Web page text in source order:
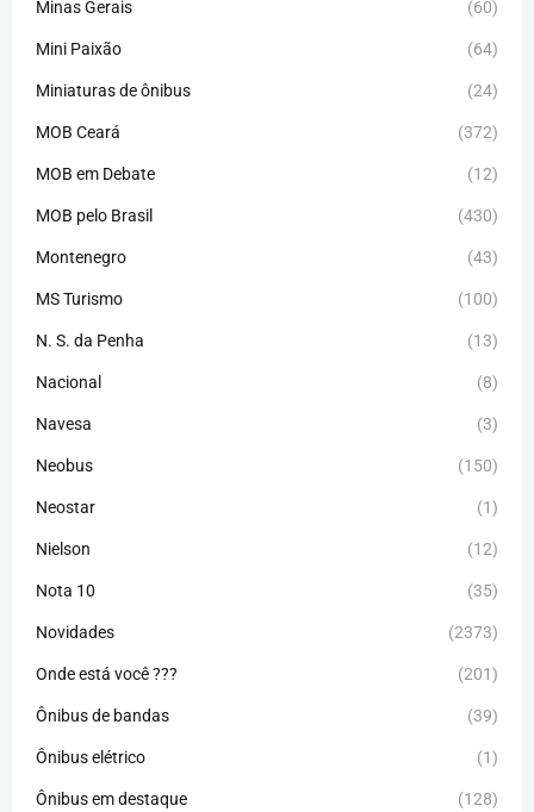
Minas Gerais (60)
Mini Paixão (64)
Miniaturas de ônibus (24)
MOB Ceará (372)
MOB em Debate (12)
MOB pelo Brasil (430)
Montenegro (43)
MS Turismo (100)
N. S. da Penha (13)
Nacional (8)
Navesa (3)
Neobus (150)
Neostar (1)
Nielson (12)
Nota 10 (35)
Novidades (2373)
Onde está você ??? (201)
Ônibus de bandas (39)
Ônibus elétrico (1)
Ônibus em destaque (128)